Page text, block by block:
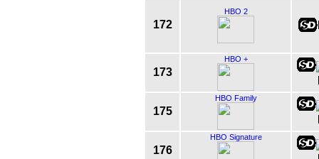
172
HBO 2
173
HBO +
175
HBO Family
176
HBO Signature